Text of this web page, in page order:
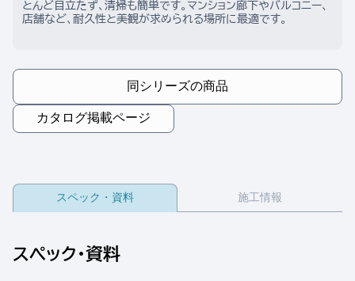
とんど目立たず、清掃も簡単です。マンション廊下やバルコニー、
店舗など、耐久性と美観が求められる場所に最適です。
同シリーズの商品
カタログ掲載ページ
スペック・資料 施工情報
スペック・資料